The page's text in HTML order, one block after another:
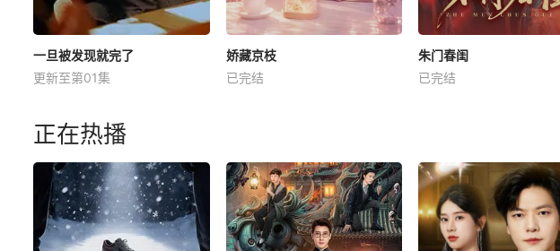
一旦被发现就完了
更新至第01集
娇藏京枝
已完结
朱门春闺
已完结
正在热播